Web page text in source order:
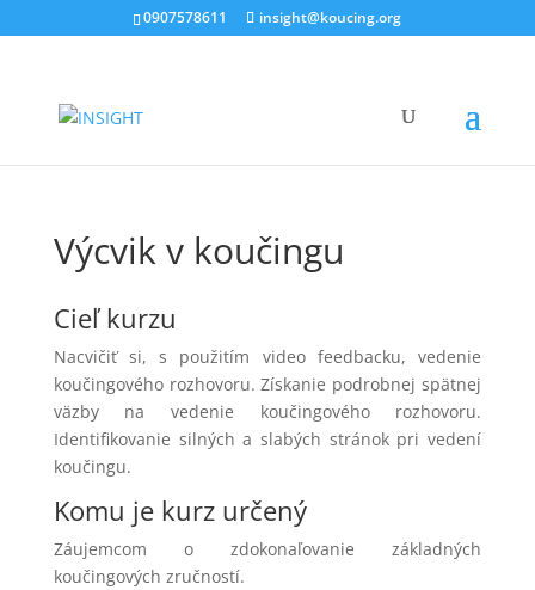
0907578611 insight@koucing.org
Výcvik v koučingu
Cieľ kurzu
Nacvičiť si, s použitím video feedbacku, vedenie
koučingového rozhovoru. Získanie podrobnej spätnej
väzby na vedenie koučingového rozhovoru.
Identifikovanie silných a slabých stránok pri vedení
koučingu.
Komu je kurz určený
Záujemcom o zdokonaľovanie základných
koučingových zručností.